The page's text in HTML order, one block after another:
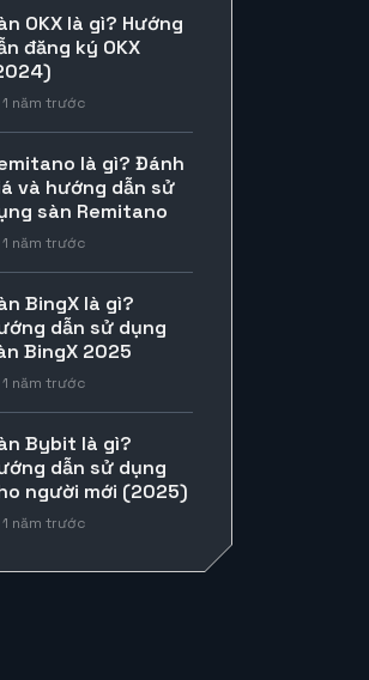
OKX là gì? Hướng
đăng ký OKX
1 năm trước
là gì? Đánh
và hướng dẫn sử
sàn Remitano
1 năm trước
BingX là gì?
dẫn sử dụng
BingX 2025
1 năm trước
Bybit là gì?
dẫn sử dụng
người mới (2025)
1 năm trước